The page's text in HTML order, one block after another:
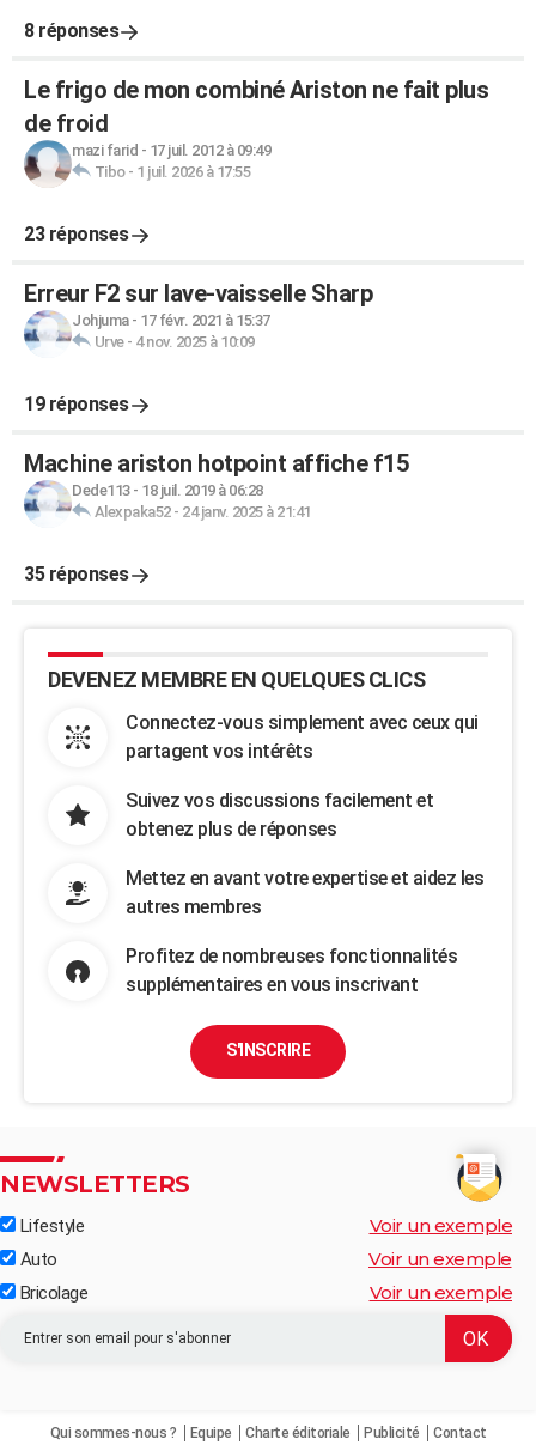
8 réponses
Le frigo de mon combiné Ariston ne fait plus
de froid
mazi farid - 17 juil. 2012 à 09:49
Tibo- 1 juil. 2026 à 17:55
23 réponses
Erreur F2 sur lave-vaisselle Sharp
Johjuma- 17 févr. 2021 à 15:37
Urve- 4 nov. 2025 à 10:09
19 réponses
Machine ariston hotpoint affiche f15
Dede113- 18 juil. 2019 à 06:28
Alexpaka52- 24 janv. 2025 à 21:41
35 réponses
DEVENEZ MEMBRE EN QUELQUES CLICS
Connectez-vous simplement avec ceux qui
partagent vos intérêts
Suivez vos discussions facilement et
obtenez plus de réponses
Mettez en avant votre expertise et aidez les
autres membres
Profitez de nombreuses fonctionnalités
supplémentaires en vous inscrivant
S'INSCRIRE
NEWSLETTERS
Lifestyle Voir un exemple
Auto Voir un exemple
Bricolage Voir un exemple
Qui sommes-nous ? Equipe Charte éditoriale Publicité Contact